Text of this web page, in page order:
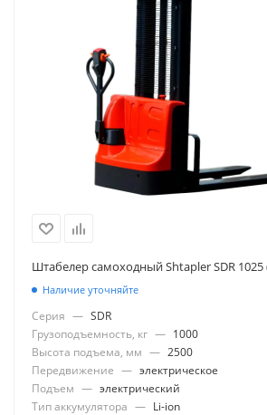
Штабелер самоходный Shtapler SDR 1025
Наличие уточняйте
Серия — SDR
Грузоподъемность, кг — 1000
Высота подъема, мм — 2500
Передвижение — электрическое
Подъем — электрический
Тип аккумулятора — Li-ion